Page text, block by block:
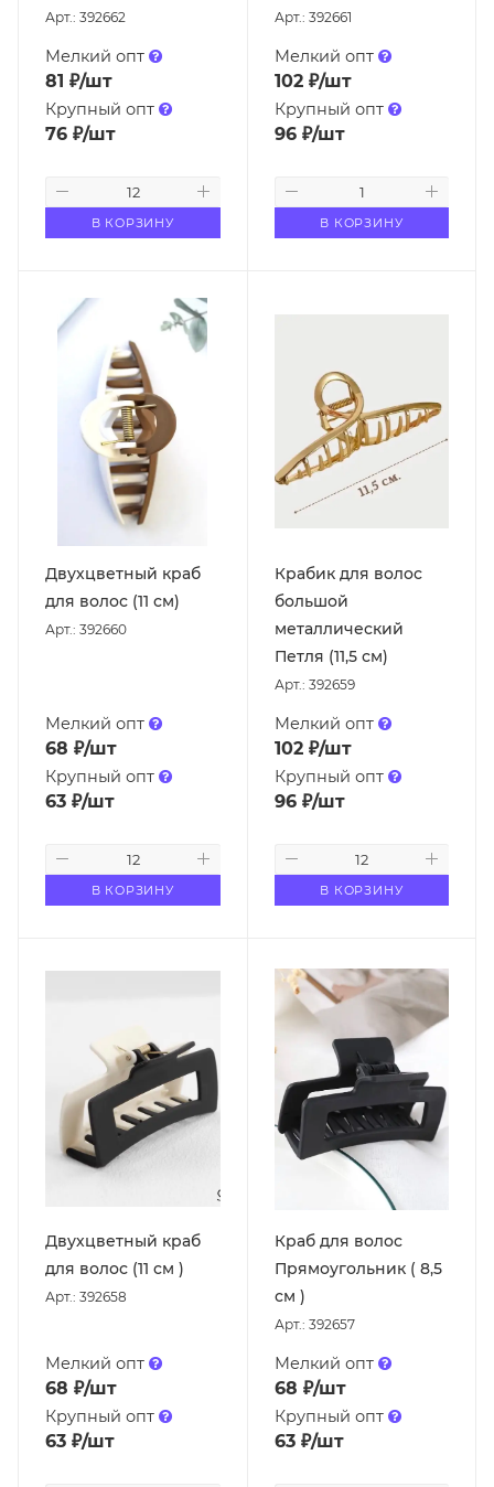
Арт.: 392662
Мелкий опт
81 ₽/шт
Крупный опт
76 ₽/шт
В КОРЗИНУ
Арт.: 392661
Мелкий опт
102₽/шт
Крупный опт
96₽/шт
В КОРЗИНУ
Двухцветный краб
для волос (11 см)
Арт.: 392660
Мелкий опт
68 ₽/шт
Крупный опт
63 ₽/шт
В КОРЗИНУ
Крабик для волос
большой
металлический
Петля (11,5 см)
Арт.: 392659
Мелкий опт
102₽/шт
Крупный опт
96₽/шт
В КОРЗИНУ
Двухцветный краб
для волос (11 см )
Арт.: 392658
Мелкий опт
68 ₽/шт
Крупный опт
63 ₽/шт
Краб для волос
Прямоугольник ( 8,5
см )
Арт.: 392657
Мелкий опт
68 ₽/шт
Крупный опт
63₽/шт